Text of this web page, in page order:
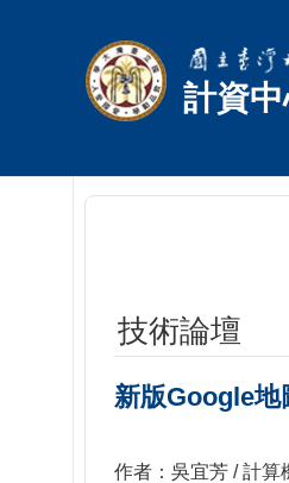
計資
技術論壇
新版Google地
作者：吳宜芳 / 計算